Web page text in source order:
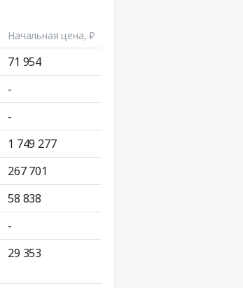
Начальная цена, ₽
71 954
-
-
1 749 277
267 701
58 838
-
29 353